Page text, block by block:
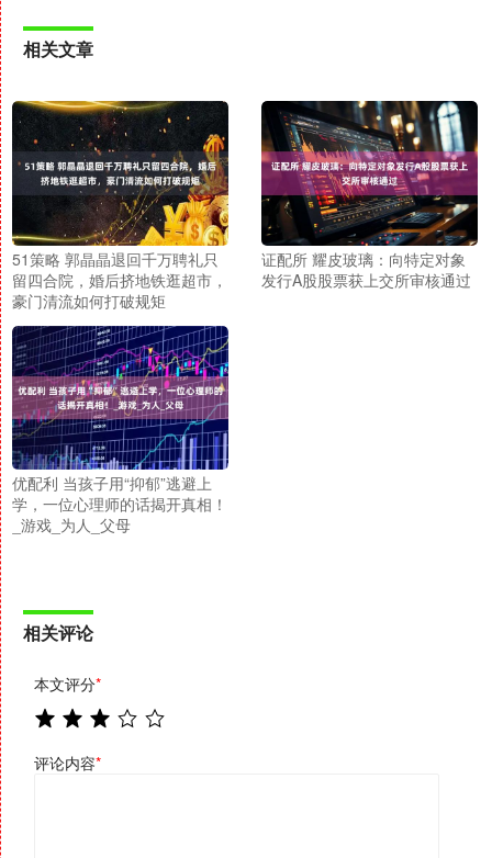
相关文章
51策略 郭晶晶退回千万聘礼只
留四合院，婚后挤地铁逛超市，
豪门清流如何打破规矩
证配所 耀皮玻璃：向特定对象
发行A股股票获上交所审核通过
优配利 当孩子用“抑郁”逃避上
学，一位心理师的话揭开真相！
_游戏_为人_父母
相关评论
本文评分*
评论内容*